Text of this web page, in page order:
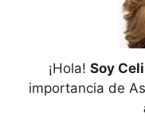
¡Hola! Soy
importancia de